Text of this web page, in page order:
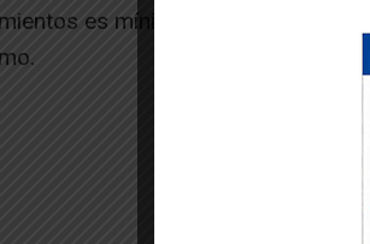
es mínimo y, en todo